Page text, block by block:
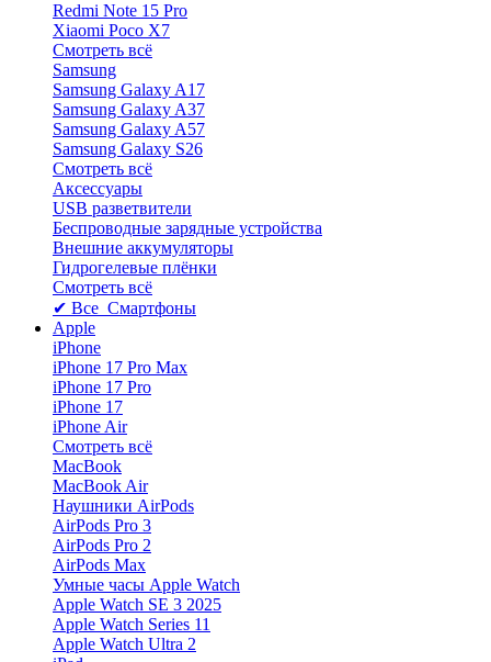
Redmi Note 15 Pro
Xiaomi Poco X7
Смотреть всё
Samsung
Samsung Galaxy A17
Samsung Galaxy A37
Samsung Galaxy A57
Samsung Galaxy S26
Смотреть всё
Аксессуары
USB разветвители
Беспроводные зарядные устройства
Внешние аккумуляторы
Гидрогелевые плёнки
Смотреть всё
✔ Все Смартфоны
Apple
iPhone
iPhone 17 Pro Max
iPhone 17 Pro
iPhone 17
iPhone Air
Смотреть всё
MacBook
MacBook Air
Наушники AirPods
AirPods Pro 3
AirPods Pro 2
AirPods Max
Умные часы Apple Watch
Apple Watch SE 3 2025
Apple Watch Series 11
Apple Watch Ultra 2